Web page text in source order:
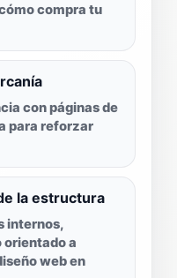
compra tu
con páginas de
para reforzar
la estructura
internos,
a
web en